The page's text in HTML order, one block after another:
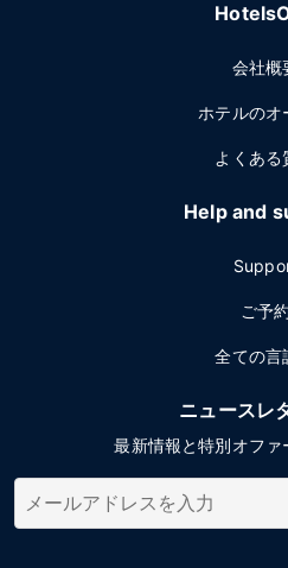
会社概
ホテルのオ
よくある
Help and
ご予約
全ての言
ニュースレ
最新情報と特別オファ